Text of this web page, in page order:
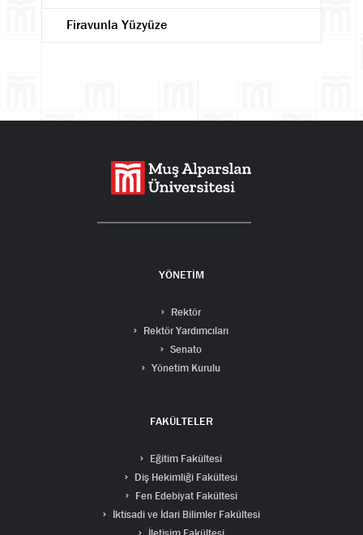
Firavunla Yüzyüze
YÖNETİM
Rektör
Rektör Yardımcıları
Senato
Yönetim Kurulu
FAKÜLTELER
Eğitim Fakültesi
Diş Hekimliği Fakültesi
Fen Edebiyat Fakültesi
İktisadi ve İdari Bilimler Fakültesi